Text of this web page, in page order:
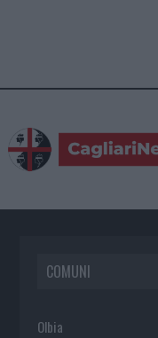
COMUNI
Olbia